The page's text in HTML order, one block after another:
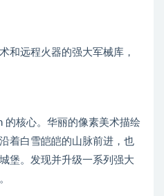
和远程火器的强大军械库，
的核心。华丽的像素美术描绘
着白雪皑皑的山脉前进，也
堡。发现并升级一系列强大